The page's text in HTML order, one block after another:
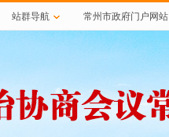
站群导航 常州市政府门户网站